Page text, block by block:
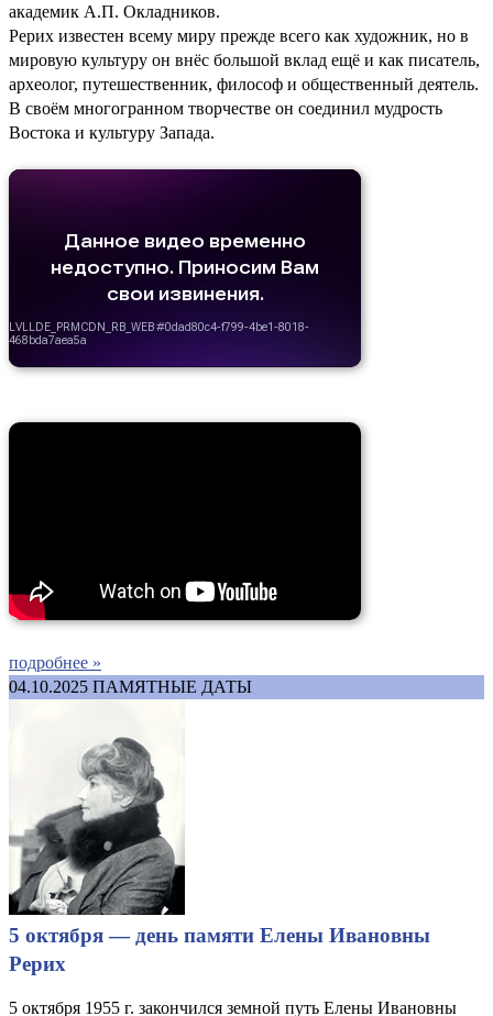
академик А.П. Окладников.
Рерих известен всему миру прежде всего как художник, но в
мировую культуру он внёс большой вклад ещё и как писатель,
археолог, путешественник, философ и общественный деятель.
В своём многогранном творчестве он соединил мудрость
Востока и культуру Запада.
подробнее »
04.10.2025 ПАМЯТНЫЕ ДАТЫ
5 октября — день памяти Елены Ивановны
Рерих
5 октября 1955 г. закончился земной путь Елены Ивановны